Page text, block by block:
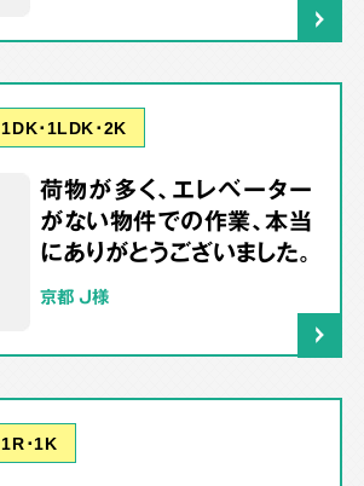
1DK･1LDK･2K
荷物が多く、エレベーター
がない物件での作業、本当
にありがとうございました。
京都 J様
1R･1K